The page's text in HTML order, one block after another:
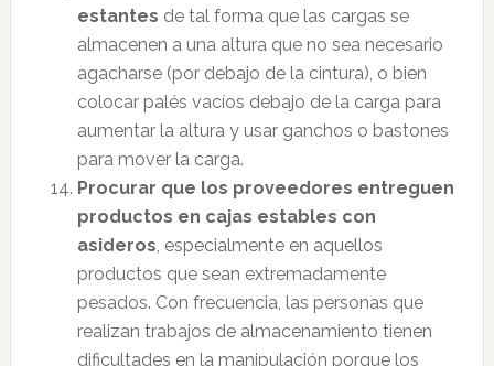
estantes de tal forma que las cargas se
almacenen a una altura que no sea necesario
agacharse (por debajo de la cintura), o bien
colocar palés vacíos debajo de la carga para
aumentar la altura y usar ganchos o bastones
para mover la carga.
Procurar que los proveedores entreguen
productos en cajas estables con
asideros, especialmente en aquellos
productos que sean extremadamente
pesados. Con frecuencia, las personas que
realizan trabajos de almacenamiento tienen
dificultades en la manipulación porque los